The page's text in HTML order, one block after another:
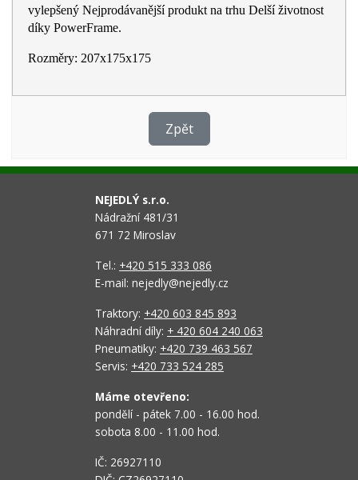
vylepšený Nejprodávanější produkt na trhu Delší životnost
díky PowerFrame.
Rozměry: 207x175x175
Zpět
NEJEDLÝ s.r.o.
Nádražní 481/31
671 72 Miroslav
Tel.: +420 515 333 086
E-mail: nejedly@nejedly.cz
Traktory: +420 603 845 893
Náhradní díly: + 420 604 240 063
Pneumatiky: +420 739 463 567
Servis: +420 733 524 285
Máme otevřeno:
pondělí - pátek 7.00 - 16.00 hod.
sobota 8.00 - 11.00 hod.
IČ: 26927110